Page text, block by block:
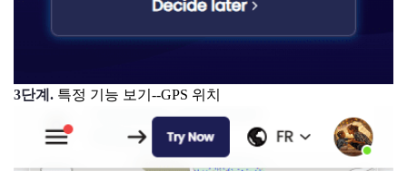
3단계. 특정 기능 보기--GPS 위치